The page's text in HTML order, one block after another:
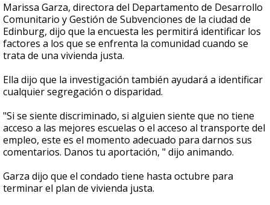
Marissa Garza, directora del Departamento de Desarrollo
Comunitario y Gestión de Subvenciones de la ciudad de
Edinburg, dijo que la encuesta les permitirá identificar los
factores a los que se enfrenta la comunidad cuando se
trata de una vivienda justa.
Ella dijo que la investigación también ayudará a identificar
cualquier segregación o disparidad.
"Si se siente discriminado, si alguien siente que no tiene
acceso a las mejores escuelas o el acceso al transporte del
empleo, este es el momento adecuado para darnos sus
comentarios. Danos tu aportación, " dijo animando.
Garza dijo que el condado tiene hasta octubre para
terminar el plan de vivienda justa.